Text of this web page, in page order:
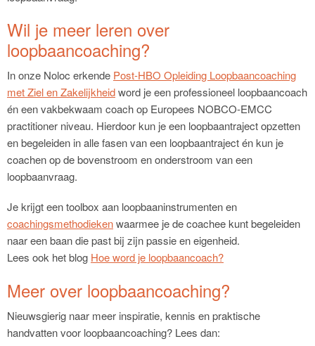
Wil je meer leren over
loopbaancoaching?
In onze Noloc erkende Post-HBO Opleiding Loopbaancoaching
met Ziel en Zakelijkheidword je een professioneel loopbaancoach
én een vakbekwaam coach op Europees NOBCO-EMCC
practitioner niveau. Hierdoor kun je een loopbaantraject opzetten
en begeleiden in alle fasen van een loopbaantraject én kun je
coachen op de bovenstroom en onderstroom van een
loopbaanvraag.
Je krijgt een toolbox aan loopbaaninstrumenten en
coachingsmethodiekenwaarmee je de coachee kunt begeleiden
naar een baan die past bij zijn passie en eigenheid.
Lees ook het blog Hoe word je loopbaancoach?
Meer over loopbaancoaching?
Nieuwsgierig naar meer inspiratie, kennis en praktische
handvatten voor loopbaancoaching? Lees dan: